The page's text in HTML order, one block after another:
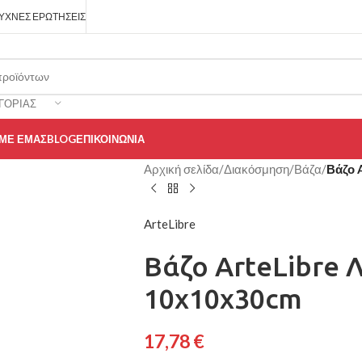
ΕΡΩΤΉΣΕΙΣ
ΕΜΆΣBLOGΕΠΙΚΟΙΝΩΝΊΑ
Αρχική σελίδα/Διακόσμηση/Βάζα/Βάζο
ArteLibre
Βάζο ArteLibre
10x10x30cm
17,78€